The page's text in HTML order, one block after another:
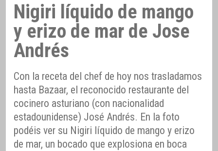
Nigiri líquido de mango
y erizo de mar de Jose
Andrés
Con la receta del chef de hoy nos trasladamos
hasta Bazaar, el reconocido restaurante del
cocinero asturiano (con nacionalidad
estadounidense) José Andrés. En la foto
podéis ver su Nigiri líquido de mango y erizo
de mar, un bocado que explosiona en boca